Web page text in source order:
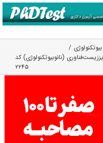
بیوتکنولوژی
دکتری ۹۶ مجموعه ریززیست‌فناوری (نانوبیوتکنولوژی) کد
۲۲۴۵